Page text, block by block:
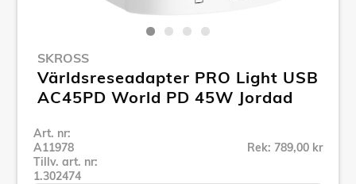
SKROSS
Världsreseadapter PRO Light USB
AC45PD World PD 45W Jordad
Art. nr:
A11978
Tillv. art. nr:
1.302474
Rek: 789,00 kr